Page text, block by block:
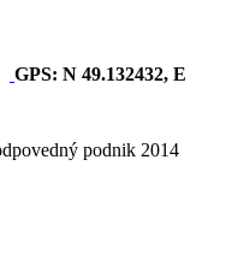
GPS: N 49.132432, E